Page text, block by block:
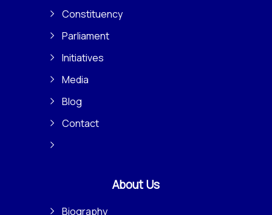
Constituency
Parliament
Initiatives
Media
Blog
Contact
About Us
Biography